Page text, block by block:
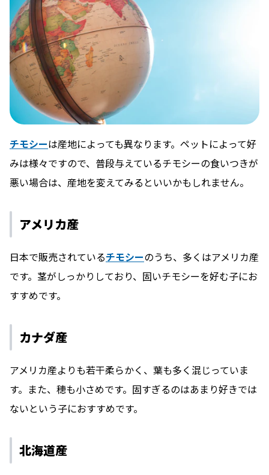
チモシーは産地によっても異なります。ペットによって好
みは様々ですので、普段与えているチモシーの食いつきが
悪い場合は、産地を変えてみるといいかもしれません。
アメリカ産
日本で販売されているチモシーのうち、多くはアメリカ産
です。茎がしっかりしており、固いチモシーを好む子にお
すすめです。
カナダ産
アメリカ産よりも若干柔らかく、葉も多く混じっていま
す。また、穂も小さめです。固すぎるのはあまり好きでは
ないという子におすすめです。
北海道産